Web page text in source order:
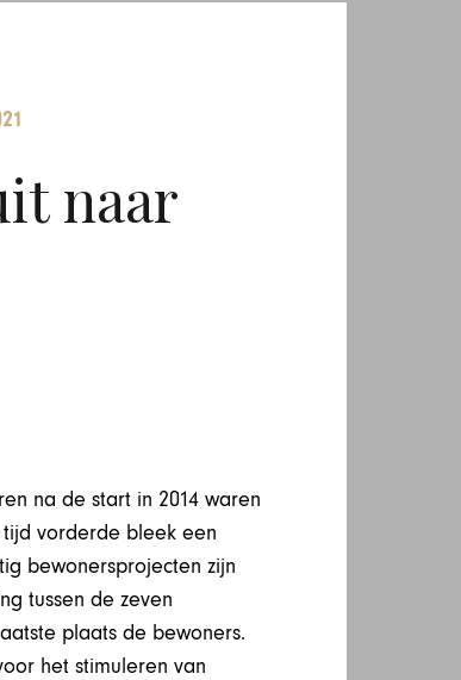
naar
na de start in 2014 waren
vorderde bleek een
bewonersprojecten zijn
tussen de zeven
plaats de bewoners.
het stimuleren van